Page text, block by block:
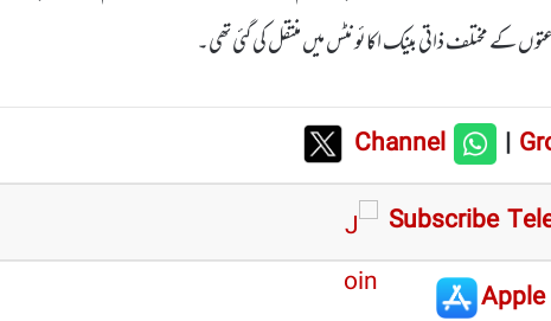
کے مختلف ذاتی بینک اکائونٹس میں منتقل کی گئی تھی۔
Channel |
Subscribe
Apple